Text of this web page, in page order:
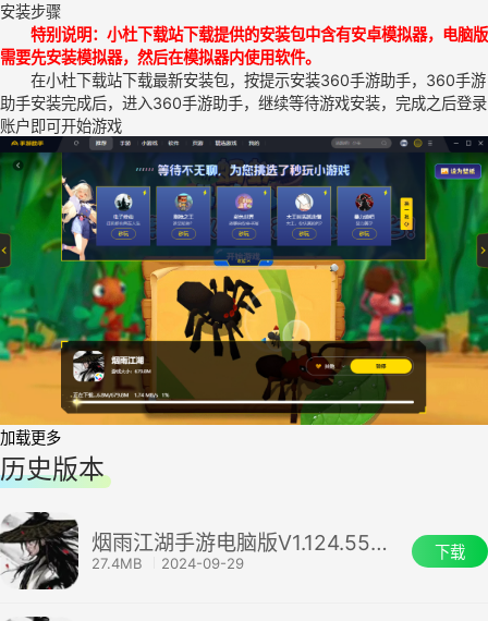
安装步骤
特别说明：小杜下载站下载提供的安装包中含有安卓模拟器，电脑版
需要先安装模拟器，然后在模拟器内使用软件。
在小杜下载站下载最新安装包，按提示安装360手游助手，360手游
助手安装完成后，进入360手游助手，继续等待游戏安装，完成之后登录
账户即可开始游戏
加载更多
历史版本
烟雨江湖手游电脑版V1.124.55068
27.4MB 2024-09-29
下载